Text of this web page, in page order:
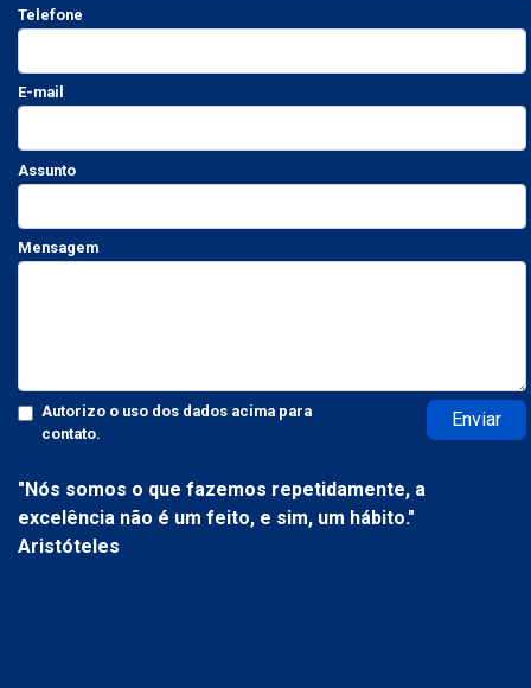
Telefone
E-mail
Assunto
Mensagem
Autorizo o uso dos dados acima para
contato.
Enviar
"Nós somos o que fazemos repetidamente, a
excelência não é um feito, e sim, um hábito."
Aristóteles